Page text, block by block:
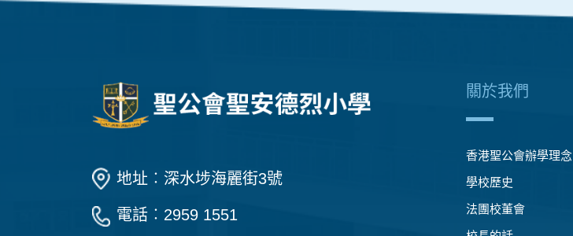
地址︰深水埗海麗街3號
電話︰2959 1551
關於我們
香港聖公會辦學理念
學校歷史
法團校董會